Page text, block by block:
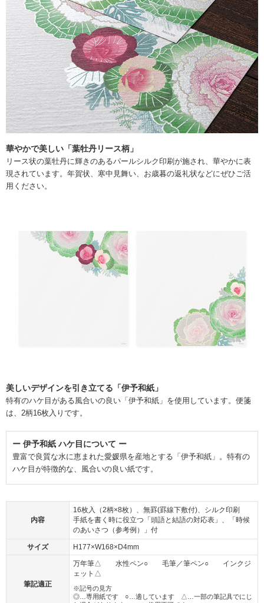
華やかで美しい「葉牡丹リース柄」
リース状の葉牡丹に輝きのあるパールシルク印刷が施され、華やかに表
現されています。年賀状、寒中見舞い、お歳暮の返礼状などにぜひご活
用ください。
美しいデザインを引き立てる「伊予和紙」
特有のハケ目がある風合いの良い「伊予和紙」を使用しています。便箋
は、2柄16枚入りです。
ー 伊予和紙 ハケ目について ー
豊富で良質な水に恵まれた愛媛県を産地とする「伊予和紙」。特有の
ハケ目が特徴的な、風合いの良い紙です。
内容
16枚入（2柄×8枚）、無罫(罫線下敷付)、シルク印刷
手紙を書く時に役立つ「頭語と結語の対応表」、「時候
のあいさつ（参考例）」付
サイズ H177×W168×D4mm
筆記適正
万年筆△ 水性ペン○ 毛筆／筆ペン○ インクジ
ェット△
※記号の見方
◎…専用紙です ○…適しています △…一部の筆記具でにじ